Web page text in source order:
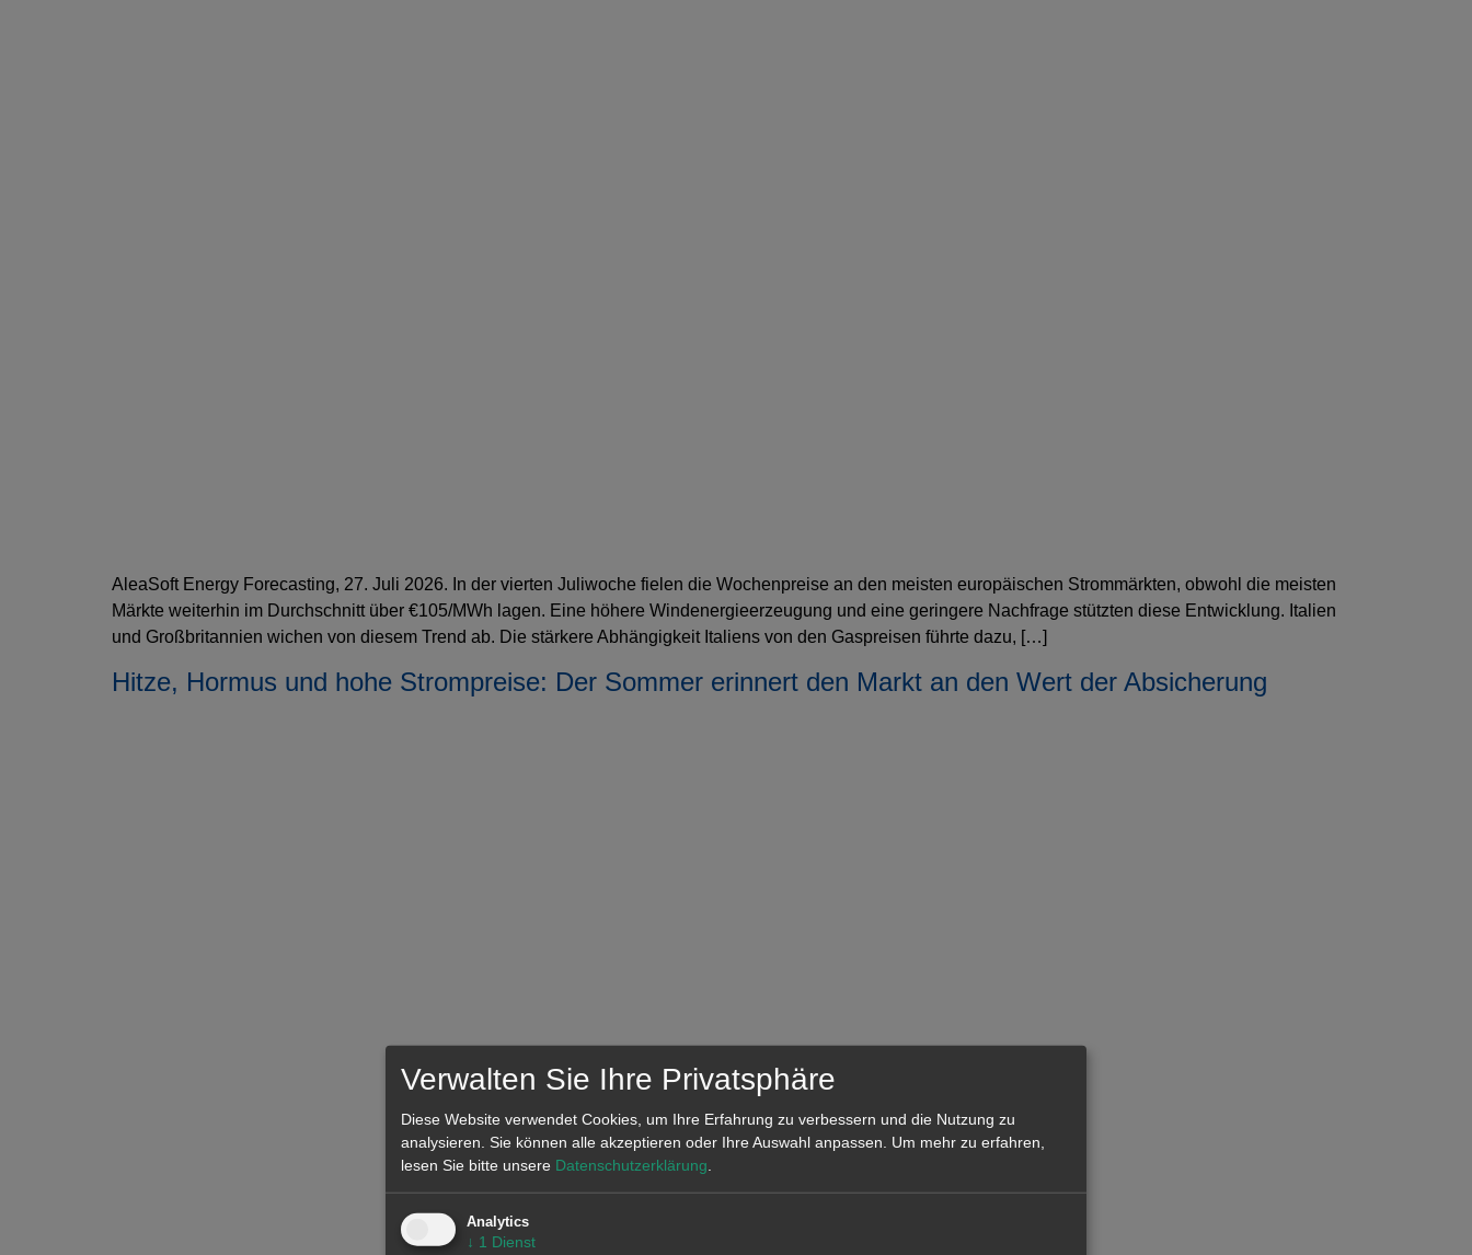
AleaSoft Energy Forecasting, 27. Juli 2026. In der vierten Juliwoche fielen die Wochenpreise an den meisten europäischen Strommärkten, obwohl die meisten
Märkte weiterhin im Durchschnitt über €105/MWh lagen. Eine höhere Windenergieerzeugung und eine geringere Nachfrage stützten diese Entwicklung. Italien
und Großbritannien wichen von diesem Trend ab. Die stärkere Abhängigkeit Italiens von den Gaspreisen führte dazu, […]
Hitze, Hormus und hohe Strompreise: Der Sommer erinnert den Markt an den Wert der Absicherung
Verwalten Sie Ihre Privatsphäre
Diese Website verwendet Cookies, um Ihre Erfahrung zu verbessern und die Nutzung zu
analysieren. Sie können alle akzeptieren oder Ihre Auswahl anpassen.
Um mehr zu erfahren,
lesen Sie bitte unsere Datenschutzerklärung
Analytics
↓ 1 Dienst